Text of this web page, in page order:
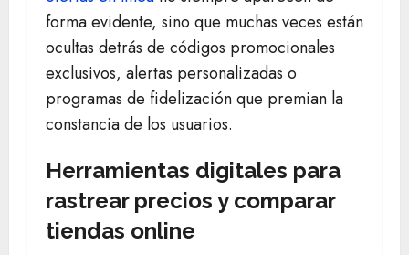
forma evidente, sino que muchas veces están
ocultas detrás de códigos promocionales
exclusivos, alertas personalizadas o
programas de fidelización que premian la
constancia de los usuarios.
Herramientas digitales para
rastrear precios y comparar
tiendas online